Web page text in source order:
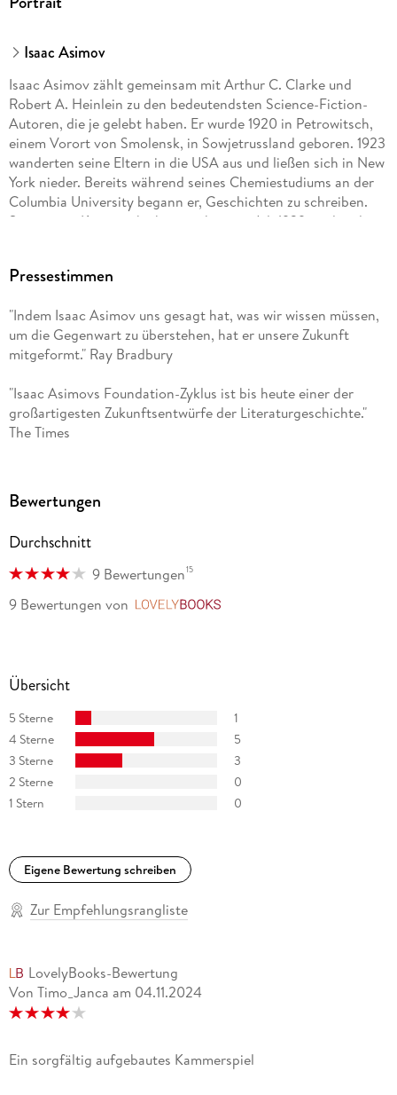
Isaac Asimov
Isaac Asimov zählt gemeinsam mit Arthur C. Clarke und
Robert A. Heinlein zu den bedeutendsten Science-Fiction-
Autoren, die je gelebt haben. Er wurde 1920 in Petrowitsch,
einem Vorort von Smolensk, in Sowjetrussland geboren. 1923
wanderten seine Eltern in die USA aus und ließen sich in New
York nieder. Bereits während seines Chemiestudiums an der
Columbia University begann er, Geschichten zu schreiben.
Seine erste Kurzgeschichte erschien im Juli 1939, und in den
»Foundation«-Erzählungen und die Robotergeschichten, in
Serien verband er Jahrzehnte später zu einer großen
»Geschichte der Zukunft«. Neben der Science-Fiction hat
Asimov auch zahlreiche populärwissenschaftliche
Er starb im April 1992.
Pressestimmen
"Indem Isaac Asimov uns gesagt hat, was wir wissen müssen,
um die Gegenwart zu überstehen, hat er unsere Zukunft
mitgeformt." Ray Bradbury
"Isaac Asimovs Foundation-Zyklus ist bis heute einer der
großartigesten Zukunftsentwürfe der Literaturgeschichte."
The Times
Bewertungen
Durchschnitt
9 Bewertungen15
9 Bewertungen von
Übersicht
5 Sterne
1
4 Sterne
5
3 Sterne
3
2 Sterne
0
1 Stern
0
Eigene Bewertung schreiben
Zur Empfehlungsrangliste
LovelyBooks-Bewertung
Von Timo_Janca am 04.11.2024
Ein sorgfältig aufgebautes Kammerspiel